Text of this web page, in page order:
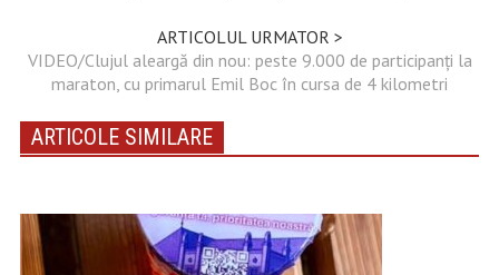
ARTICOLUL URMATOR >
VIDEO/Clujul aleargă din nou: peste 9.000 de participanți la
maraton, cu primarul Emil Boc în cursa de 4 kilometri
ARTICOLE SIMILARE